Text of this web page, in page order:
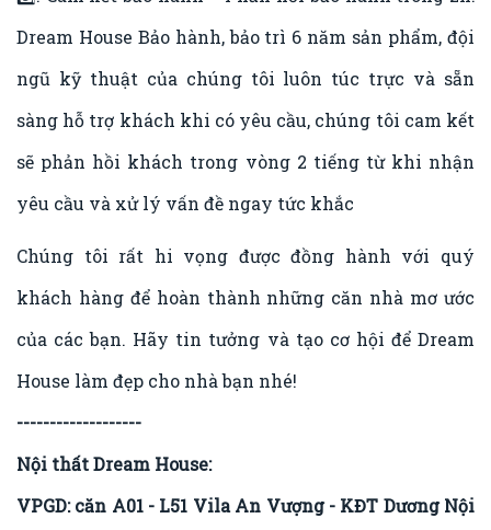
Dream House Bảo hành, bảo trì 6 năm sản phẩm, đội
ngũ kỹ thuật của chúng tôi luôn túc trực và sẵn
sàng hỗ trợ khách khi có yêu cầu, chúng tôi cam kết
sẽ phản hồi khách trong vòng 2 tiếng từ khi nhận
yêu cầu và xử lý vấn đề ngay tức khắc
Chúng tôi rất hi vọng được đồng hành với quý
khách hàng để hoàn thành những căn nhà mơ ước
của các bạn. Hãy tin tưởng và tạo cơ hội để Dream
House làm đẹp cho nhà bạn nhé!
-------------------
Nội thất Dream House:
VPGD: căn A01 - L51 Vila An Vượng - KĐT Dương Nội